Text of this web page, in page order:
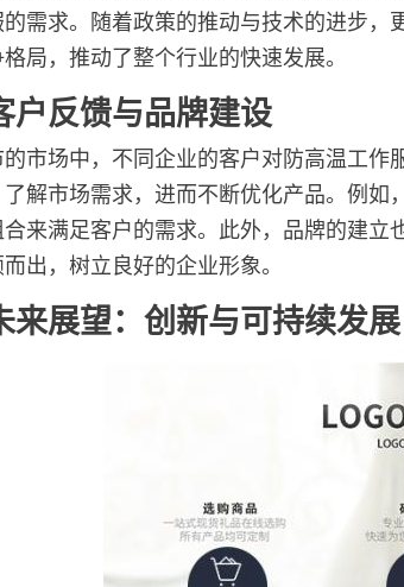
的需求。随着政策的推动与技术的进步
局，推动了整个行业的快速发展。
户反馈与品牌建设
市场中，不同企业的客户对防高温工
了解市场需求，进而不断优化产品。例
来满足客户的需求。此外，品牌的建
出，树立良好的企业形象。
来展望：创新与可持续发展